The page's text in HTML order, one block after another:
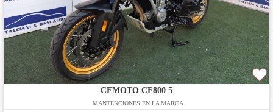
CFMOTO CF8005
MANTENCIONES EN LA MARCA